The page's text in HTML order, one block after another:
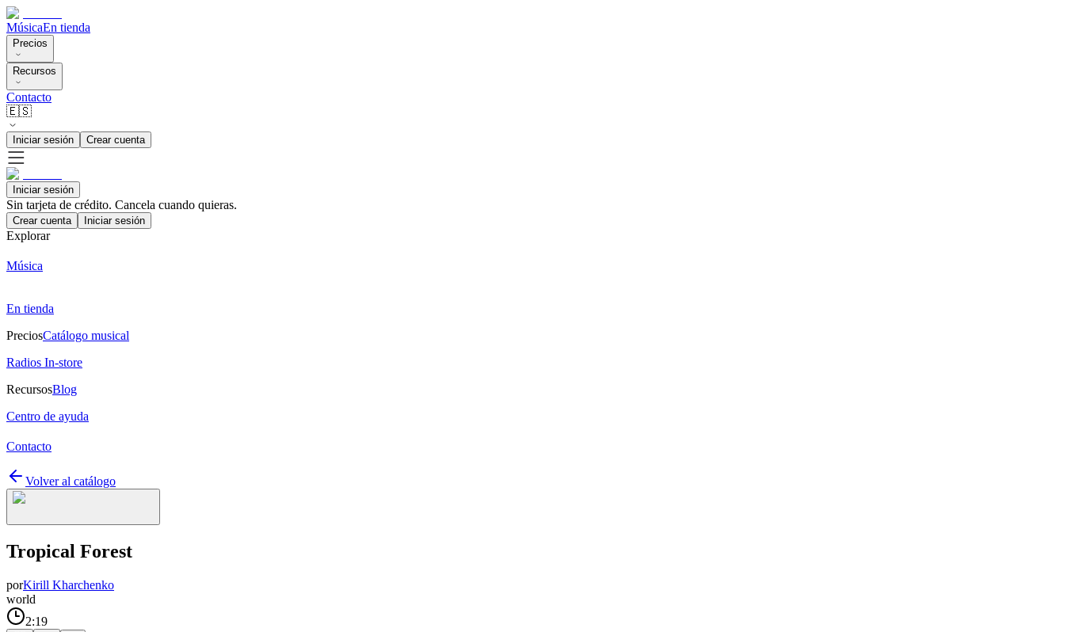
MúsicaEn tienda
Precios
Recursos
Contacto
🇪🇸
Iniciar sesión Crear cuenta
Iniciar sesión
Sin tarjeta de crédito. Cancela cuando quieras.
Crear cuenta Iniciar sesión
Explorar
Música
En tienda
PreciosCatálogo musical
Radios In-store
RecursosBlog
Centro de ayuda
Contacto
Volver al catálogo
Tropical Forest
porKirill Kharchenko
world
2:19